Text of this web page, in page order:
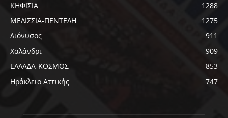
ΚΗΦΙΣΙΑ
1288
ΜΕΛΙΣΣΙΑ-ΠΕΝΤΕΛΗ
1275
Διόνυσος
911
Χαλάνδρι
909
ΕΛΛΑΔΑ-ΚΟΣΜΟΣ
853
Ηράκλειο Αττικής
747